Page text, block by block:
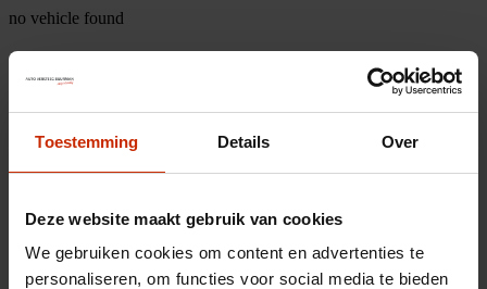
Toestemming Details Over
Deze website maakt gebruik van cookies
We gebruiken cookies om content en advertenties te
personaliseren, om functies voor social media te bieden
no vehicle found